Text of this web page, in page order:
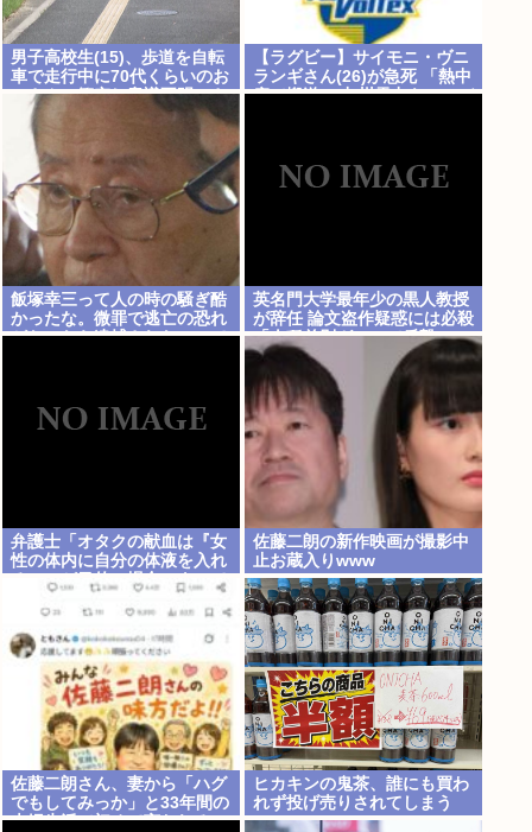
男子高校生(15)、歩道を自転
車で走行中に70代くらいのお
っさんに衝突し意識不明にさ
せてしまう
【ラグビー】サイモニ・ヴニ
ランギさん(26)が急死 「熱中
症で搬送」 九州電力キューデ
飯塚幸三って人の時の騒ぎ酷
かったな。微罪で逃亡の恐れ
がないなら逮捕されないって
英名門大学最年少の黒人教授
が辞任 論文盗作疑惑には必殺
「人種差別ガー」で反撃
弁護士「オタクの献血は『女
性の体内に自分の体液を入れ
る』のが目的。場合によって
は不同意性交罪に当たる」
佐藤二朗の新作映画が撮影中
止お蔵入りwww
佐藤二朗さん、妻から「ハグ
でもしてみっか」と33年間の
夫婦生活で初めて言われる
ヒカキンの鬼茶、誰にも買わ
れず投げ売りされてしまう
www